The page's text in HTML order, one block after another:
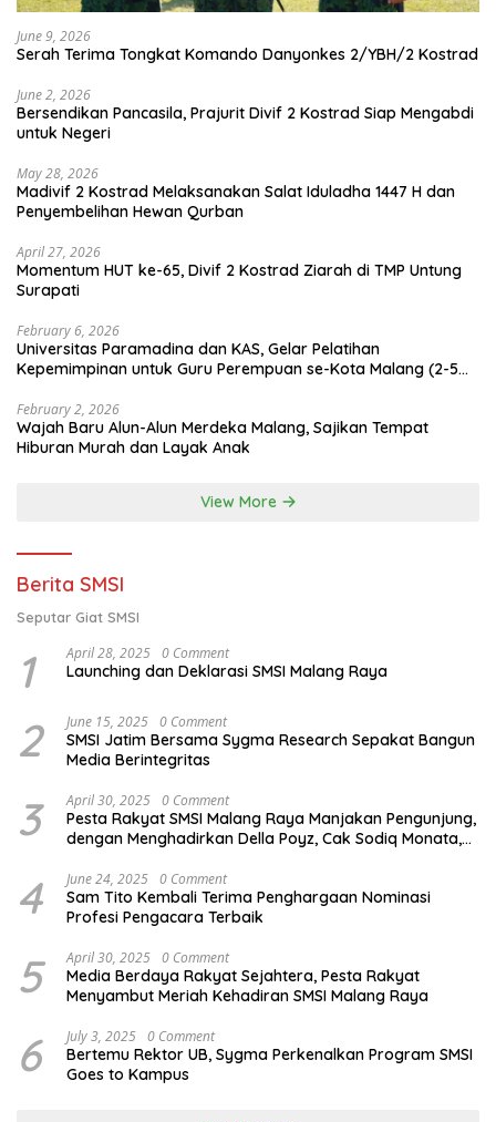
June 9, 2026
Serah Terima Tongkat Komando Danyonkes 2/YBH/2 Kostrad
June 2, 2026
Bersendikan Pancasila, Prajurit Divif 2 Kostrad Siap Mengabdi
untuk Negeri
May 28, 2026
Madivif 2 Kostrad Melaksanakan Salat Iduladha 1447 H dan
Penyembelihan Hewan Qurban
April 27, 2026
Momentum HUT ke-65, Divif 2 Kostrad Ziarah di TMP Untung
Surapati
February 6, 2026
Universitas Paramadina dan KAS, Gelar Pelatihan
Kepemimpinan untuk Guru Perempuan se-Kota Malang (2-5
February 2, 2026
Wajah Baru Alun-Alun Merdeka Malang, Sajikan Tempat
Hiburan Murah dan Layak Anak
View More
Berita SMSI
Seputar Giat SMSI
1 April 28, 2025 0 Comment
Launching dan Deklarasi SMSI Malang Raya
2 June 15, 2025 0 Comment
SMSI Jatim Bersama Sygma Research Sepakat Bangun
Media Berintegritas
3 April 30, 2025 0 Comment
Pesta Rakyat SMSI Malang Raya Manjakan Pengunjung,
dengan Menghadirkan Della Poyz, Cak Sodiq Monata,
4 June 24, 2025 0 Comment
Sam Tito Kembali Terima Penghargaan Nominasi
Profesi Pengacara Terbaik
5 April 30, 2025 0 Comment
Media Berdaya Rakyat Sejahtera, Pesta Rakyat
Menyambut Meriah Kehadiran SMSI Malang Raya
6 July 3, 2025 0 Comment
Bertemu Rektor UB, Sygma Perkenalkan Program SMSI
Goes to Kampus